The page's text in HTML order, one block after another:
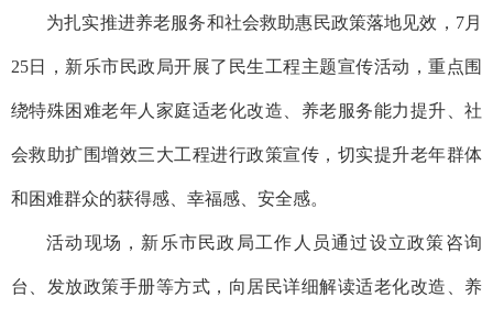
为扎实推进养老服务和社会救助惠民政策落地见效，7月
25日，新乐市民政局开展了民生工程主题宣传活动，重点围
绕特殊困难老年人家庭适老化改造、养老服务能力提升、社
会救助扩围增效三大工程进行政策宣传，切实提升老年群体
和困难群众的获得感、幸福感、安全感。
活动现场，新乐市民政局工作人员通过设立政策咨询
台、发放政策手册等方式，向居民详细解读适老化改造、养